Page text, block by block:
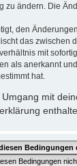
zu ändern. Die
den
das zwischen
mit
als anerkannt
hat.
mit